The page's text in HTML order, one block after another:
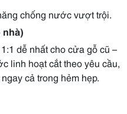
chống nước vượt trội.
nhà)
dễ nhất cho cửa gỗ cũ –
linh hoạt cắt theo yêu cầu,
cả trong hẻm hẹp.